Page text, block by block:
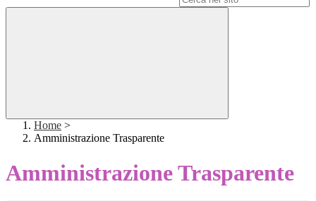
Home >
Amministrazione Trasparente
Amministrazione Trasparente